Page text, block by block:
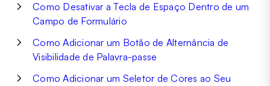
Como Desativar a Tecla de Espaço Dentro de um
Campo de Formulário
Como Adicionar um Botão de Alternância de
Visibilidade de Palavra-passe
Como Adicionar um Seletor de Cores ao Seu